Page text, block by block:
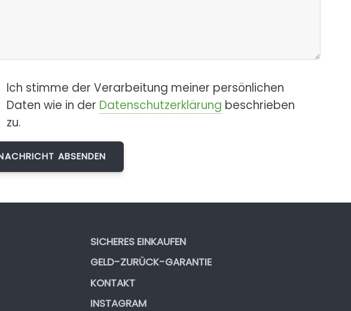
Ich stimme der Verarbeitung meiner persönlichen
Daten wie in der Datenschutzerklärung beschrieben
zu.
SICHERES EINKAUFEN
GELD-ZURÜCK-GARANTIE
KONTAKT
INSTAGRAM